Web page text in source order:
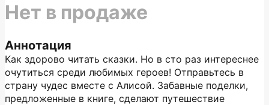
Аннотация
Как здорово читать сказки. Но в сто раз интереснее
очутиться среди любимых героев! Отправьтесь в
страну чудес вместе с Алисой. Забавные поделки,
предложенные в книге, сделают путешествие
Нет в продаже